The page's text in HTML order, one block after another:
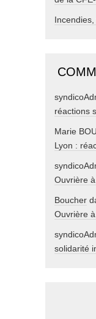
réactions
Marie
Lyon :
Ouvrière
Boucher
Ouvrière
solidarité